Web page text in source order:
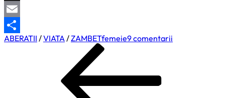
X
Email
Partajează
ABERATII /VIATA /ZAMBETfemeie9 comentarii